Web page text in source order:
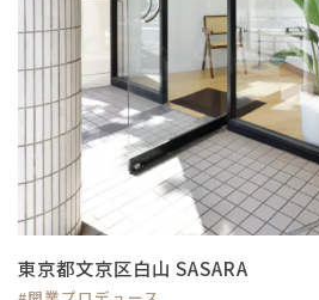
東京都文京区白山 SASARA